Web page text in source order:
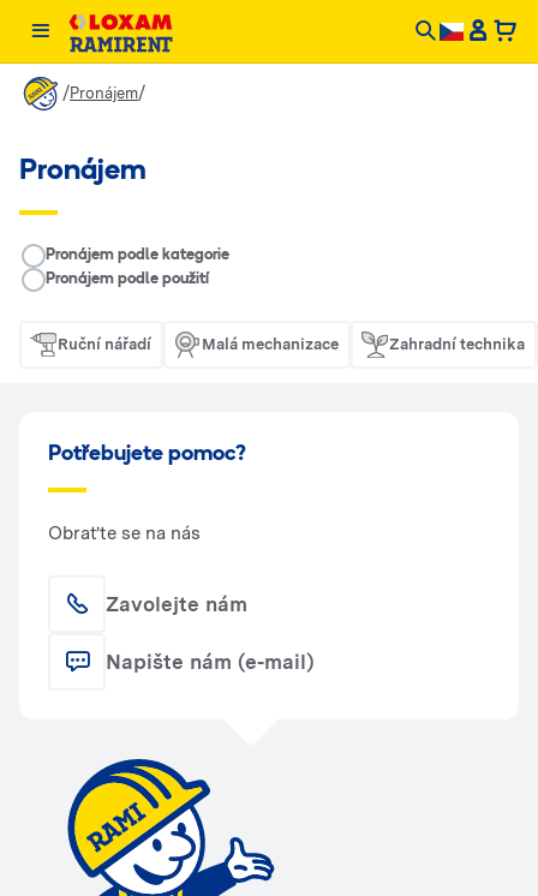
/Pronájem/
Pronájem
__RENTAL.LEGEND
Pronájem podle kategorie
Pronájem podle použití
Ruční nářadí Malá mechanizace Zahradní technika
Potřebujete pomoc?
Obraťte se na nás
Zavolejte nám
Napište nám (e-mail)